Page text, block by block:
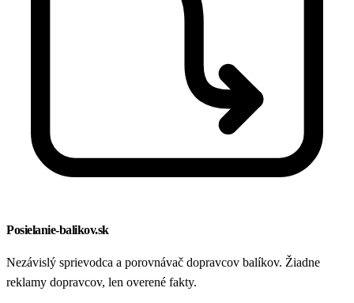
Posielanie-balikov.sk
Nezávislý sprievodca a porovnávač dopravcov balíkov. Žiadne
reklamy dopravcov, len overené fakty.